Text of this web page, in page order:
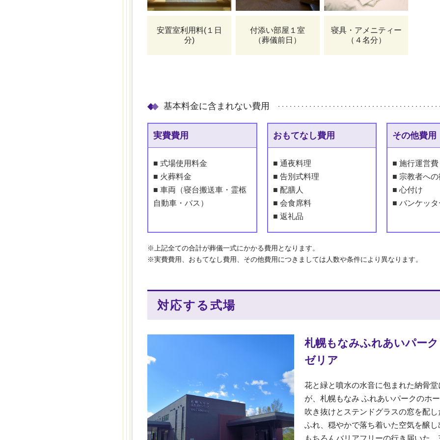
安置室利用料(１日
分)
付添い部屋１室
（葬儀前日）
寝具・アメニティー
（４名分）
基本料⾦に含まれない費⽤
実費費用
■ 式場使用料金
■ 火葬料金
■ 車両（寝台搬送車・霊柩
自動車・バス）
おもてなし費用
■ 通夜料理
■ 告別式料理
■ 配膳人
■ 会食席料
■ 返礼品
その他費用
■ 施行運営費
■ 宗教者へ
■ 心付け
■ バンケッタ
※上記全ての合計が葬儀⼀式にかかる費⽤となります。
※実費費⽤、おもてなし費⽤、その他費⽤につきましては⼈数や条件により異なります。
対応する式場
札幌もなみふれあいパー
ゼリア
花と緑と噴水の水音に包まれた納骨
が、札幌もなみ ふれあいパークのホー
吹き抜けとステンドグラスの窓を配
ふれ、穏やかで落ち着いた空気を醸し
もちろんバリアフリーの行き届いた